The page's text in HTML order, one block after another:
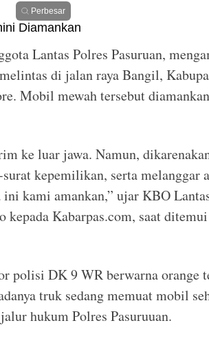
Perbesar
Lantas Polres Pasuruan,
di jalan raya Bangil,
Mobil mewah tersebut
ke luar jawa. Namun,
kepemilikan, serta melanggar
kami amankan,” ujar KBO
kepada Kabarpas.com, saat
polisi DK 9 WR berwarna orange
truk sedang memuat mobil
hukum Polres Pasuruuan.